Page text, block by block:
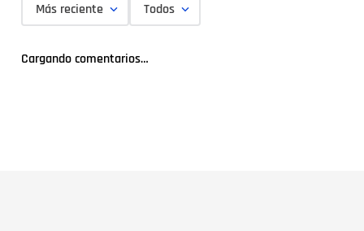
Más reciente Todos
Cargando comentarios…